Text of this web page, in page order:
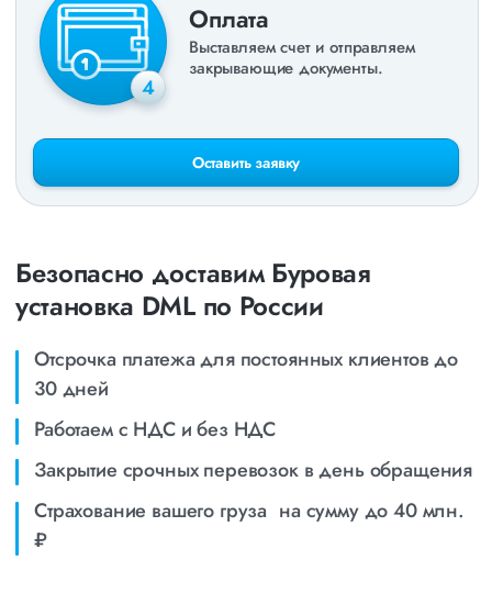
4
Оплата
Выставляем счет и отправляем
закрывающие документы.
Оставить заявку
Безопасно доставим Буровая
установка DML по России
Отсрочка платежа для постоянных клиентов до
30 дней
Работаем с НДС и без НДС
Закрытие срочных перевозок в день обращения
Страхование вашего груза на сумму до 40 млн.
₽